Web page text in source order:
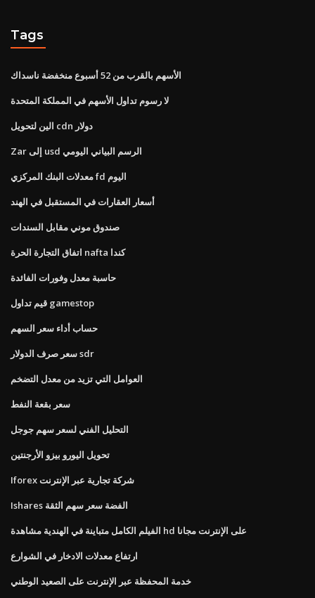
Tags
الأسهم بالقرب من 52 أسبوع منخفضة ناسداك
لا رسوم تداول الأسهم في المملكة المتحدة
الين لتحويل cdn دولار
Zar إلى usd الرسم البياني اليومي
معدلات البنك المركزي fd اليوم
أسعار العقارات في المستقبل في الهند
صندوق موني مقابل السندات
اتفاق التجارة الحرة nafta كندا
حاسبة معدل وفورات الفائدة
قيم تداول gamestop
حساب أداء سعر السهم
سعر صرف الدولار sdr
العوامل التي تزيد من معدل التضخم
سعر بقعة النفط
التحليل الفني لسعر سهم جوجل
تحويل اليورو بيزو الأرجنتين
Iforex شركة تجارية عبر الإنترنت
Ishares الفضة سعر سهم الثقة
الفيلم الكامل متباينة في الهندية مشاهدة hd على الإنترنت مجانا
ارتفاع معدلات الادخار في الشوارع
خدمة المحفظة عبر الإنترنت على الصعيد الوطني